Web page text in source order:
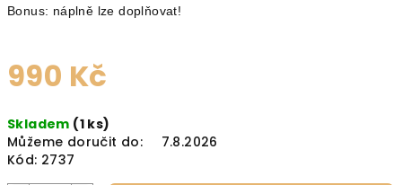
990 Kč
cena:
Skladem (1 ks)
Můžeme doručit do:
7.8.2026
Kód: 2737